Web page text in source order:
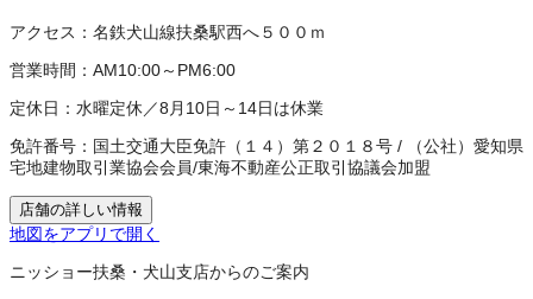
アクセス： 名鉄犬山線扶桑駅西へ５００ｍ
営業時間： AM10:00～PM6:00
定休日： 水曜定休／8月10日～14日は休業
免許番号： 国土交通大臣免許（１４）第２０１８号 /
（公社）愛知県
宅地建物取引業協会会員/東海不動産公正取引協議会加盟
店舗の詳しい情報
地図をアプリで開く
ニッショー扶桑・犬山支店からのご案内